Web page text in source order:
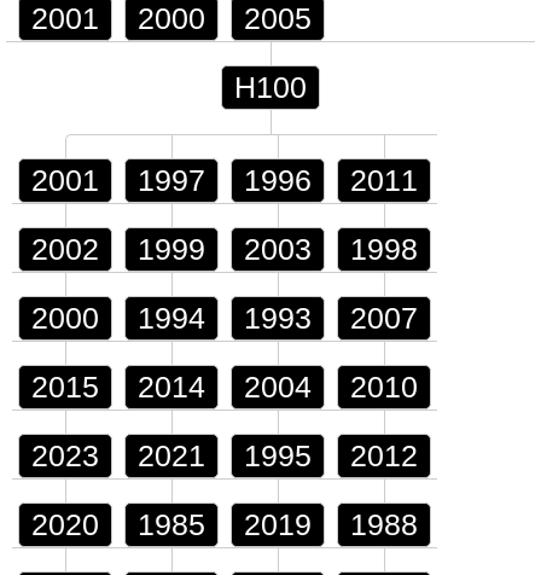
2001 2000 2005
H100
2001 1997 1996 2011
2002 1999 2003 1998
2000 1994 1993 2007
2015 2014 2004 2010
2023 2021 1995 2012
2020 1985 2019 1988